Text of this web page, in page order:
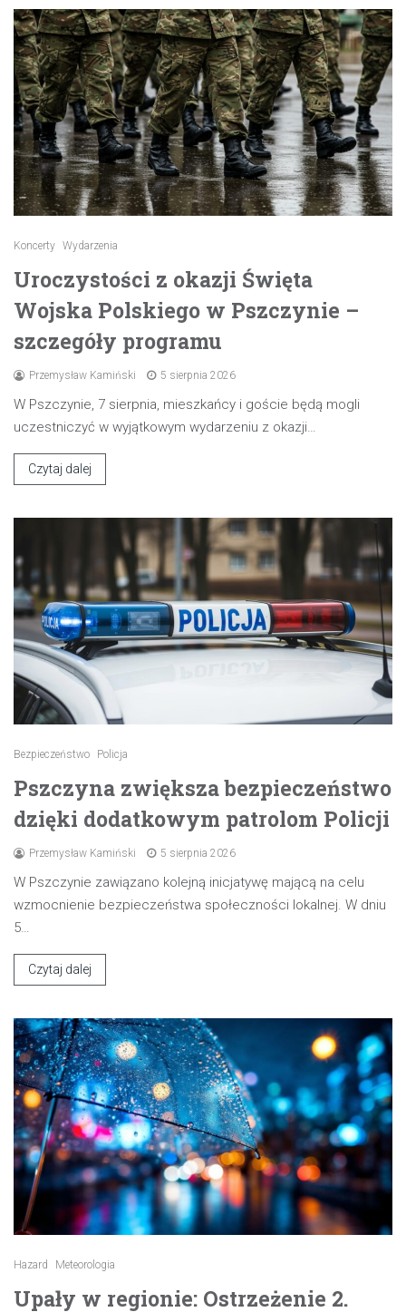
Koncerty Wydarzenia
Uroczystości z okazji Święta
Wojska Polskiego w Pszczynie –
szczegóły programu
Przemysław Kamiński 5 sierpnia 2026
W Pszczynie, 7 sierpnia, mieszkańcy i goście będą mogli
uczestniczyć w wyjątkowym wydarzeniu z okazji…
Czytaj dalej
Bezpieczeństwo Policja
Pszczyna zwiększa bezpieczeństwo
dzięki dodatkowym patrolom Policji
Przemysław Kamiński 5 sierpnia 2026
W Pszczynie zawiązano kolejną inicjatywę mającą na celu
wzmocnienie bezpieczeństwa społeczności lokalnej. W dniu
5…
Czytaj dalej
Hazard Meteorologia
Upały w regionie: Ostrzeżenie 2.